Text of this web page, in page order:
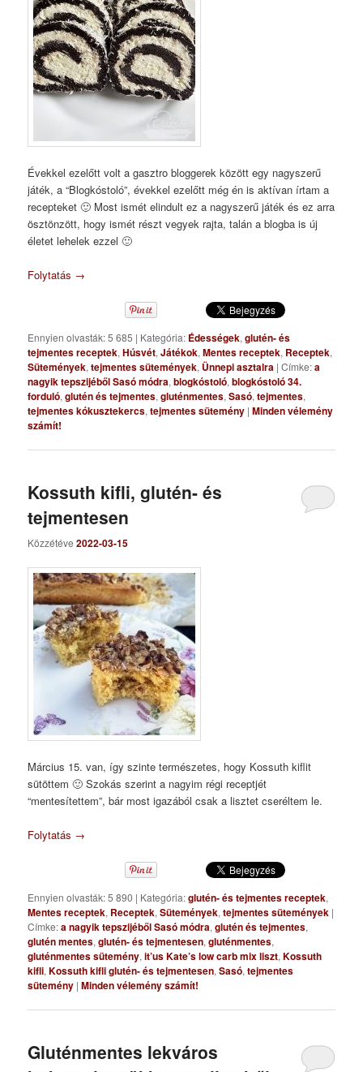
Évekkel ezelőtt volt a gasztro bloggerek között egy nagyszerű
játék, a “Blogkóstoló”, évekkel ezelőtt még én is aktívan írtam a
recepteket 🙂 Most ismét elindult ez a nagyszerű játék és ez arra
ösztönzött, hogy ismét részt vegyek rajta, talán a blogba is új
életet lehelek ezzel 🙂
Folytatás →
Ennyien olvasták: 5 685 | Kategória: Édességek,glutén- és
tejmentes receptek,Húsvét,Játékok,Mentes receptek, Receptek,
Sütemények,tejmentes sütemények, Ünnepi asztalra |Címke:a
nagyik tepszijéből Sasó módra,blogkóstoló,blogkóstoló 34.
forduló,glutén és tejmentes,gluténmentes,Sasó,tejmentes,
tejmentes kókusztekercs,tejmentes sütemény |Minden vélemény
számít!
Kossuth kifli, glutén- és
tejmentesen
Közzétéve2022-03-15
Március 15. van, így szinte természetes, hogy Kossuth kiflit
sütöttem 🙂 Szokás szerint a nagyim régi receptjét
“mentesítettem”, bár most igazából csak a lisztet cseréltem le.
Folytatás →
Ennyien olvasták: 5 890 | Kategória:glutén- és tejmentes receptek,
Mentes receptek, Receptek,Sütemények,tejmentes sütemények |
Címke:a nagyik tepszijéből Sasó módra,glutén és tejmentes,
glutén mentes,glutén- és tejmentesen,gluténmentes,
gluténmentes sütemény,it’us Kate’s low carb mix liszt,Kossuth
kifli,Kossuth kifli glutén- és tejmentesen,Sasó,tejmentes
sütemény |Minden vélemény számít!
Gluténmentes lekváros